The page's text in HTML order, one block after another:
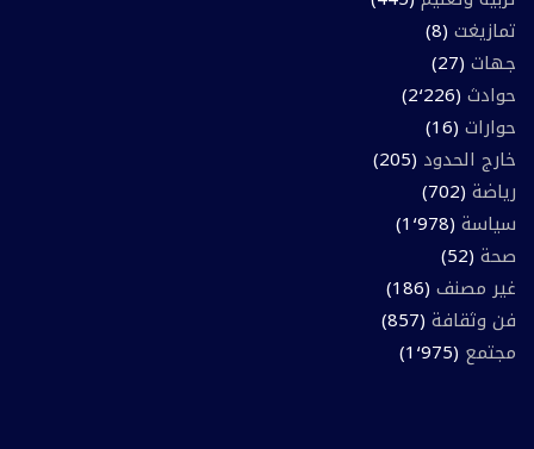
تمازيغت (8)
جهات (27)
حوادث (2٬226)
حوارات (16)
خارج الحدود (205)
رياضة (702)
سياسة (1٬978)
صحة (52)
غير مصنف (186)
فن وثقافة (857)
مجتمع (1٬975)